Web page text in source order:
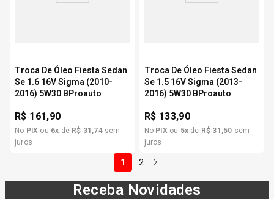
Troca De Óleo Fiesta Sedan
Se 1.6 16V Sigma (2010-
2016) 5W30 BProauto
R$ 161,90
No PIX ou 6x de R$ 31 ,74sem
juros
Troca De Óleo Fiesta Sedan
Se 1.5 16V Sigma (2013-
2016) 5W30 BProauto
R$ 133,90
No PIX ou 5xde R$ 31 ,50 sem
juros
1 2
Receba Novidades